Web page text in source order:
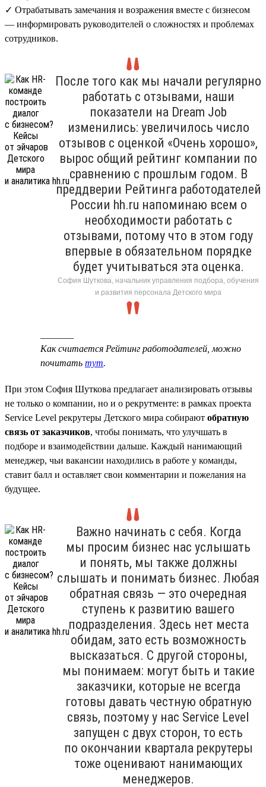
✓ Отрабатывать замечания и возражения вместе с бизнесом
— информировать руководителей о сложностях и проблемах
сотрудников.
После того как мы начали регулярно
работать с отзывами, наши
показатели на Dream Job
изменились: увеличилось число
отзывов с оценкой «Очень хорошо»,
вырос общий рейтинг компании по
сравнению с прошлым годом. В
преддверии Рейтинга работодателей
России hh.ru напоминаю всем о
необходимости работать с
отзывами, потому что в этом году
впервые в обязательном порядке
будет учитываться эта оценка.
София Шуткова, начальник управления подбора, обучения
и развития персонала Детского мира
Как считается Рейтинг работодателей, можно
почитать тут.
При этом София Шуткова предлагает анализировать отзывы
не только о компании, но и о рекрутменте: в рамках проекта
Service Level рекрутеры Детского мира собирают обратную
связь от заказчиков, чтобы понимать, что улучшать в
подборе и взаимодействии дальше. Каждый нанимающий
менеджер, чьи вакансии находились в работе у команды,
ставит балл и оставляет свои комментарии и пожелания на
будущее.
Важно начинать с себя. Когда
мы просим бизнес нас услышать
и понять, мы также должны
слышать и понимать бизнес. Любая
обратная связь — это очередная
ступень к развитию вашего
подразделения. Здесь нет места
обидам, зато есть возможность
высказаться. С другой стороны,
мы понимаем: могут быть и такие
заказчики, которые не всегда
готовы давать честную обратную
связь, поэтому у нас Service Level
запущен с двух сторон, то есть
по окончании квартала рекрутеры
тоже оценивают нанимающих
менеджеров.